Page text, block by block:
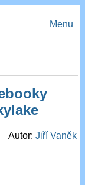
Menu
Autor:Jiří Vaněk